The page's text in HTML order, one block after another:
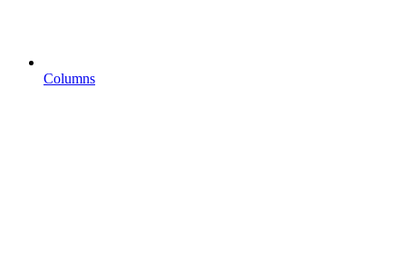
Columns